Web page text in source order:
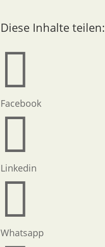
Diese Inhalte teilen:

Facebook

Linkedin

Whatsapp